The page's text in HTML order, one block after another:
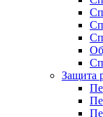
Защита